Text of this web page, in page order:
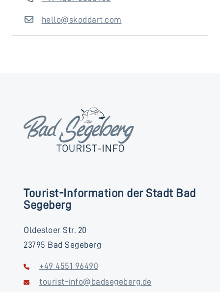
hello@skoddart.com
Tourist-Information der Stadt Bad
Segeberg
Oldesloer Str. 20
23795 Bad Segeberg
+49 4551 96490
tourist-info@badsegeberg.de